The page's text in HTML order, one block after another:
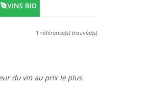
VINS BIO
1 référence(s) trouvée(s)
du vin au prix le plus